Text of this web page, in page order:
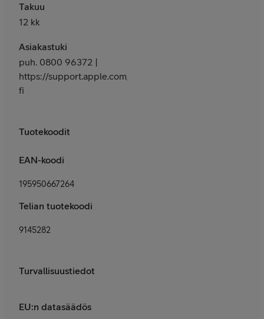
Takuu
12 kk
Asiakastuki
puh. 0800 96372 |
https://support.apple.com/fi-
fi
Tuotekoodit
EAN-koodi
195950667264
Telian tuotekoodi
9145282
Turvallisuustiedot
EU:n datasäädös